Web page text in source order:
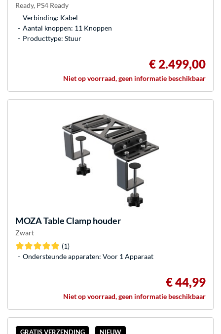
Ready, PS4 Ready
Verbinding: Kabel
Aantal knoppen: 11 Knoppen
Producttype: Stuur
€ 2.499,00
Niet op voorraad, geen informatie beschikbaar
MOZATable Clamp houder
Zwart
(1)
Ondersteunde apparaten: Voor 1 Apparaat
€ 44,99
Niet op voorraad, geen informatie beschikbaar
GRATIS VERZENDING NIEUW